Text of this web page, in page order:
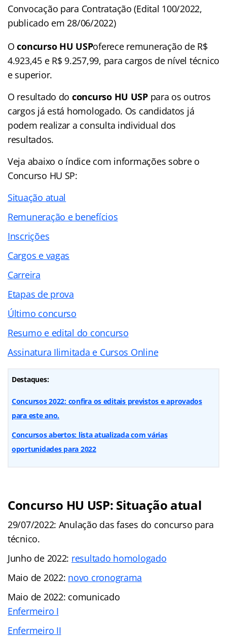
Convocação para Contratação (Edital 100/2022,
publicado em 28/06/2022)
Oconcurso HU USPoferece remuneração de R$
4.923,45 e R$ 9.257,99, para cargos de nível técnico
e superior.
O resultado do concurso HU USPpara os outros
cargos já está homologado. Os candidatos já
podem realizar a consulta individual dos
resultados.
Veja abaixo o índicecom informações sobre o
Concurso HU SP:
Situação atual
Remuneração e benefícios
Inscrições
Cargos e vagas
Carreira
Etapas de prova
Último concurso
Resumo e edital do concurso
Assinatura Ilimitada e Cursos Online
Destaques:
Concursos 2022: confira os editais previstos e aprovados
para este ano.
Concursos abertos: lista atualizada com várias
oportunidades para 2022
Concurso HU USP: Situação atual
29/07/2022: Anulação das fases do concurso para
técnico.
Junho de 2022: resultado homologado
Maio de 2022: novo cronograma
Maio de 2022: comunicado
Enfermeiro I
Enfermeiro II